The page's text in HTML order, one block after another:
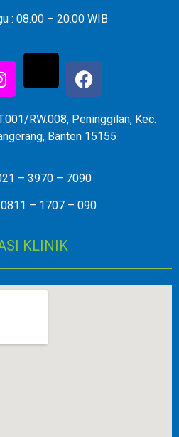
: 08.00 – 20.00 WIB
RW.008, Peninggilan, Kec.
Banten 15155
– 3970 – 7090
– 1707 – 090
KLINIK